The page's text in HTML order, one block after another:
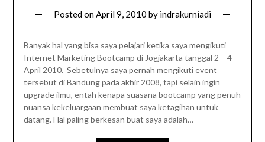
Posted onApril 9, 2010 by indrakurniadi
Banyak hal yang bisa saya pelajari ketika saya mengikuti
Internet Marketing Bootcamp di Jogjakarta tanggal 2 – 4
April 2010. Sebetulnya saya pernah mengikuti event
tersebut di Bandung pada akhir 2008, tapi selain ingin
upgrade ilmu, entah kenapa suasana bootcamp yang penuh
nuansa kekeluargaan membuat saya ketagihan untuk
datang. Hal paling berkesan buat saya adalah…